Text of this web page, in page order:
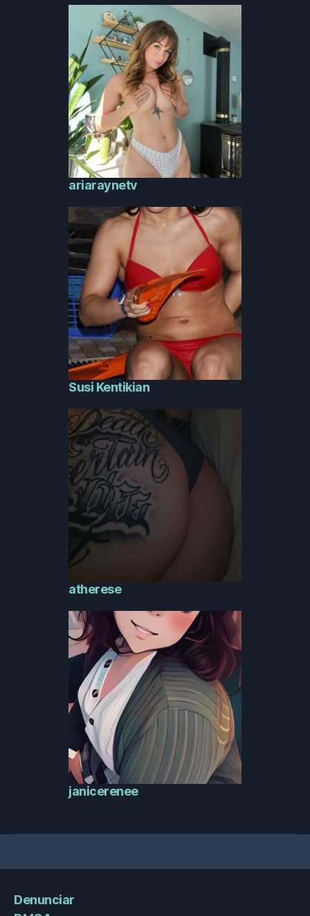
ariaraynetv
Susi Kentikian
atherese
janicerenee
Denunciar